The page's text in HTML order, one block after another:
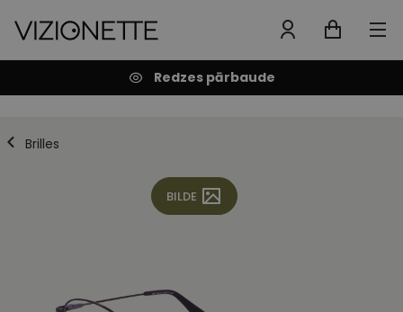
Redzes pārbaude
Brilles
BILDE